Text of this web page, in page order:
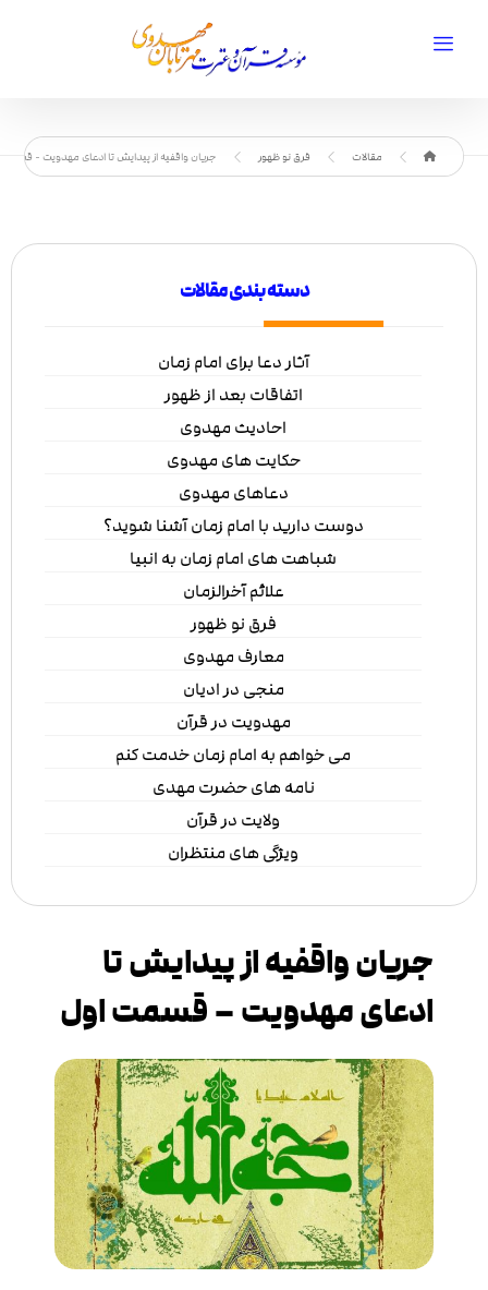
مقالات فرق نو ظهور جريان واقفيه از پيدايش تا ادعای مهدويت -
دسته بندی مقالات
آثار دعا برای امام زمان
اتفاقات بعد از ظهور
احادیث مهدوی
حکایت های مهدوی
دعاهای مهدوی
دوست دارید با امام زمان آشنا شوید؟
شباهت های امام زمان به انبیا
علائم آخرالزمان
فرق نو ظهور
معارف مهدوی
منجی در ادیان
مهدویت در قرآن
می خواهم به امام زمان خدمت کنم
نامه های حضرت مهدی
ولایت در قرآن
ویژگی های منتظران
جریان واقفیه از پیدایش تا
ادعای مهدویت – قسمت اول